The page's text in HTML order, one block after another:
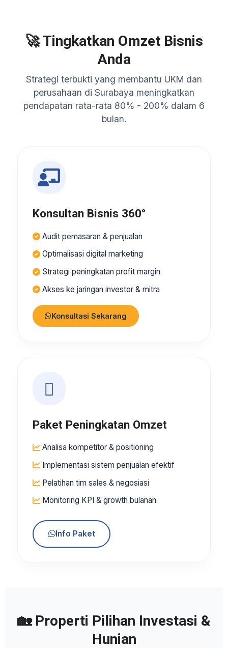
🚀 Tingkatkan Omzet Bisnis
Anda
Strategi terbukti yang membantu UKM dan
perusahaan di Surabaya meningkatkan
pendapatan rata-rata 80% - 200% dalam 6
bulan.
Konsultan Bisnis 360°
Audit pemasaran & penjualan
Optimalisasi digital marketing
Strategi peningkatan profit margin
Akses ke jaringan investor & mitra
Konsultasi Sekarang
Paket Peningkatan Omzet
Analisa kompetitor & positioning
Implementasi sistem penjualan efektif
Pelatihan tim sales & negosiasi
Monitoring KPI & growth bulanan
Info Paket
🏡 Properti Pilihan Investasi &
Hunian